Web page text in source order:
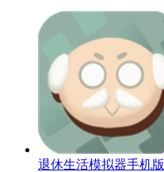
退休生活模拟器手机版